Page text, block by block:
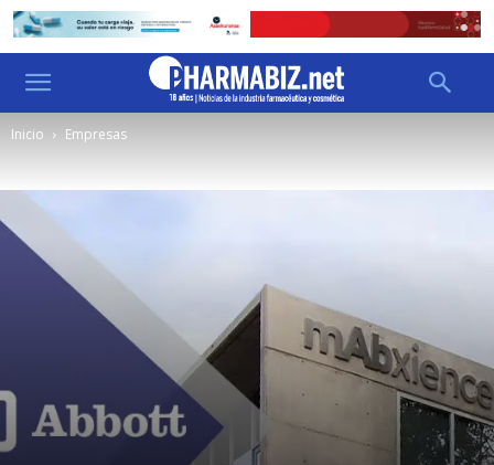
Inicio Empresas